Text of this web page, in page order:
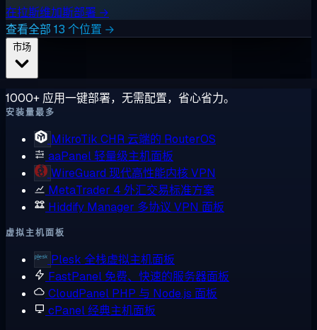
在拉斯维加斯部署 →
查看全部 13 个位置 →
1000+ 应用一键部署，无需配置，省心省力。
安装量最多
MikroTik CHR 云端的 RouterOS
aaPanel轻量级主机面板
WireGuard 现代高性能内核 VPN
MetaTrader 4 外汇交易标准方案
Hiddify Manager 多协议 VPN 面板
虚拟主机面板
Plesk 全栈虚拟主机面板
FastPanel 免费、快速的服务器面板
CloudPanel PHP 与 Node.js 面板
cPanel经典主机面板